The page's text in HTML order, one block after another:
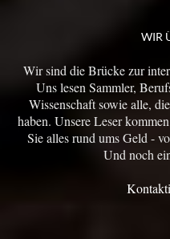
WIR
Wir sind die Brücke zur
Uns lesen Sammler,
Wissenschaft sowie alle,
haben. Unsere Leser
Sie alles rund ums Geld -
Und noch